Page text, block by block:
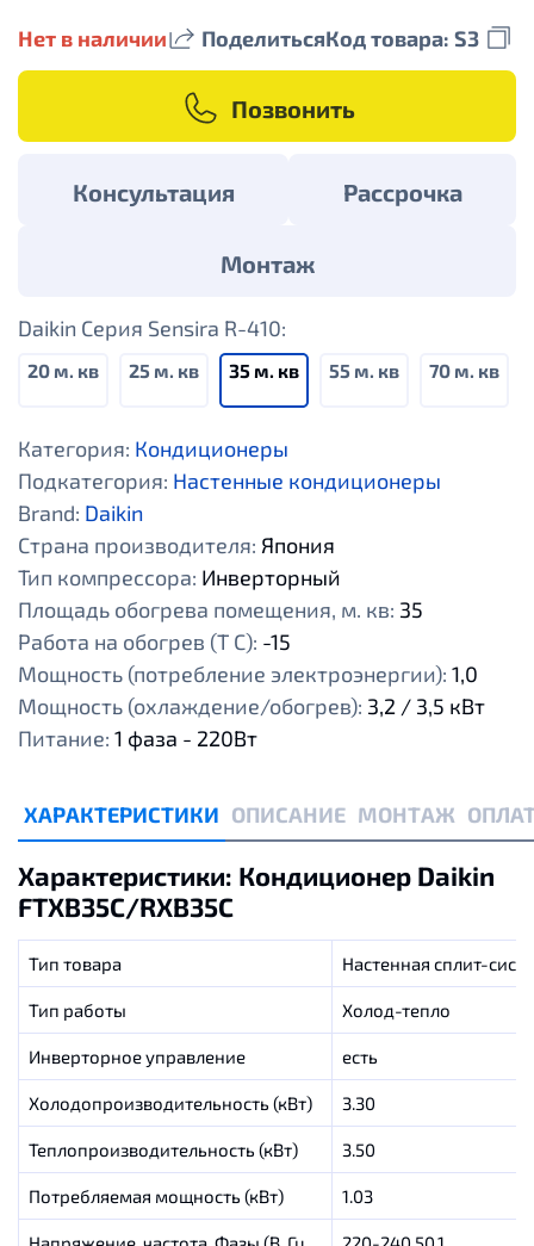
Нет в наличии ПоделитьсяКод товара: S3
Позвонить
Консультация Рассрочка
Монтаж
Daikin Серия Sensira R-410:
20 м. кв 25 м. кв 35 м. кв 55 м. кв 70 м. кв
Категория: Кондиционеры
Подкатегория: Настенные кондиционеры
Brand: Daikin
Страна производителя: Япония
Тип компрессора: Инверторный
Площадь обогрева помещения, м. кв: 35
Работа на обогрев (Т С): -15
Мощность (потребление электроэнергии): 1,0
Мощность (охлаждение/обогрев): 3,2 / 3,5 кВт
Питание: 1 фаза - 220Вт
ХАРАКТЕРИСТИКИ ОПИСАНИЕ МОНТАЖ
Характеристики: Кондиционер Daikin
FTXB35C/RXB35C
Тип товара Настенная сплит-
Тип работы Холод-тепло
Инверторное управление есть
Холодопроизводительность (кВт) 3.30
Теплопроизводительность (кВт) 3.50
Потребляемая мощность (кВт) 1.03